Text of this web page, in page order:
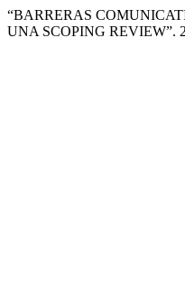
“BARRERAS
UNA SCOPING REVIEW”.